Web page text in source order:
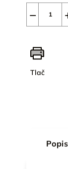
−
Tlač
Popis